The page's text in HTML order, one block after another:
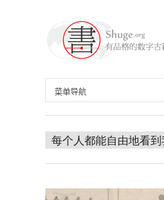
每个人都能自由地看